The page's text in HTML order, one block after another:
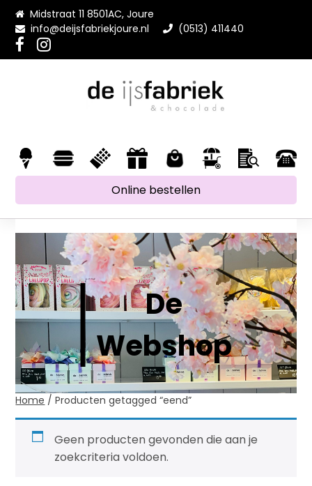
Midstraat 11 8501AC, Joure
info@deijsfabriekjoure.nl
(0513) 411440
Online bestellen
De
Webshop
Home / Producten getagged “eend”
Geen producten gevonden die aan je
zoekcriteria voldoen.